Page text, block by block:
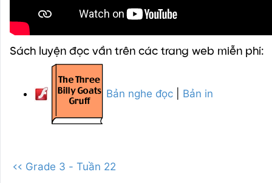
Sách luyện đọc vần trên các trang web miễn phí:
Bản nghe đọc Bản in
<< Grade 3 - Tuần 22